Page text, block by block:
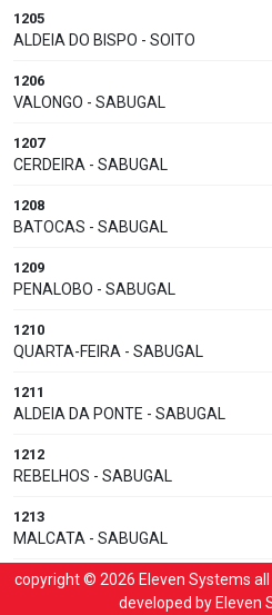
1205
ALDEIA DO BISPO - SOITO
1206
VALONGO - SABUGAL
1207
CERDEIRA - SABUGAL
1208
BATOCAS - SABUGAL
1209
PENALOBO - SABUGAL
1210
QUARTA-FEIRA - SABUGAL
1211
ALDEIA DA PONTE - SABUGAL
1212
REBELHOS - SABUGAL
1213
MALCATA - SABUGAL
1215
QUINTA DO SOUTO - SABUGAL
copyright © 2026 Eleven Systems
developed by Eleven